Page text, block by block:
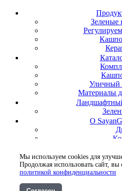
Мы используем cookies для
Продолжая использовать сайт, вы
политикой конфиденциальности
Зеленые
Кашпо
Уличный
Материалы
О
Сады